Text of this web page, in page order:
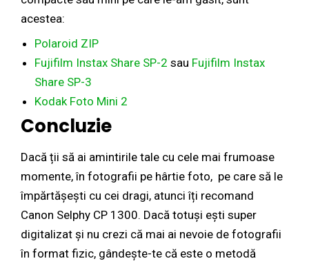
acestea:
Polaroid ZIP
Fujifilm Instax Share SP-2 sau Fujifilm Instax
Share SP-3
Kodak Foto Mini 2
Concluzie
Dacă ții să ai amintirile tale cu cele mai frumoase
momente, în fotografii pe hârtie foto, pe care să le
împărtășești cu cei dragi, atunci îți recomand
Canon Selphy CP 1300. Dacă totuși ești super
digitalizat și nu crezi că mai ai nevoie de fotografii
în format fizic, gândește-te că este o metodă